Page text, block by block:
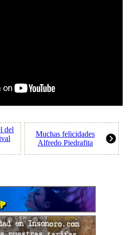
del
Muchas felicidades
Alfredo Piedrafita